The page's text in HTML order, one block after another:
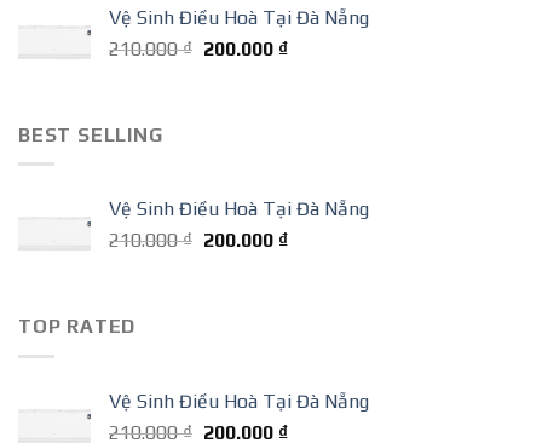
Vệ Sinh Điều Hoà Tại Đà Nẵng
210.000₫ Giá
200.000 ₫Giá
BEST SELLING
Vệ Sinh Điều Hoà Tại Đà Nẵng
210.000₫ Giá
200.000 ₫Giá
TOP RATED
Vệ Sinh Điều Hoà Tại Đà Nẵng
210.000₫ Giá
200.000 ₫Giá